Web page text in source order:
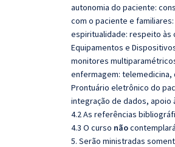
autonomia do paciente:
com o paciente e
espiritualidade: respeito às
Equipamentos e
monitores
enfermagem:
Prontuário eletrônico do
integração de dados, apoio
4.2 As referências
4.3 O curso não
5. Serão ministradas